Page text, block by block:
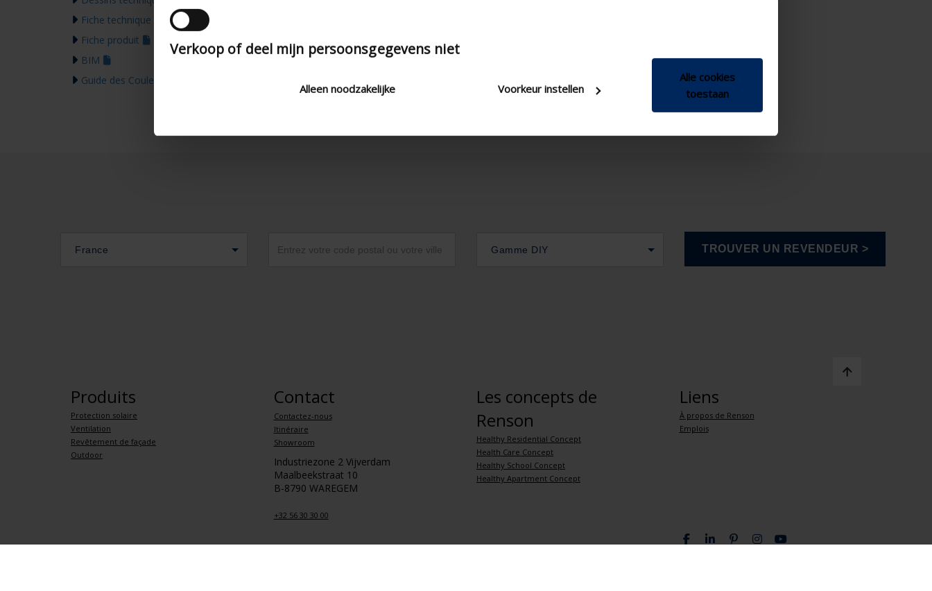
Verkoop of deel mijn persoonsgegevens niet
Alleen noodzakelijke Voorkeur instellen
Alle cookies
toestaan
Fiche technique
Fiche produit
BIM
Guide des Couleurs 2026
France Gamme DIY
Produits
Protection solaire
Ventilation
Revêtement de façade
Outdoor
Contact
Contactez-nous
Itinéraire
Showroom
Industriezone 2 Vijverdam
Maalbeekstraat 10
B-8790 WAREGEM
+32 56 30 30 00
Les concepts de
Renson
Healthy Residential Concept
Health Care Concept
Healthy School Concept
Healthy Apartment Concept
Liens
À propos de Renson
Emplois